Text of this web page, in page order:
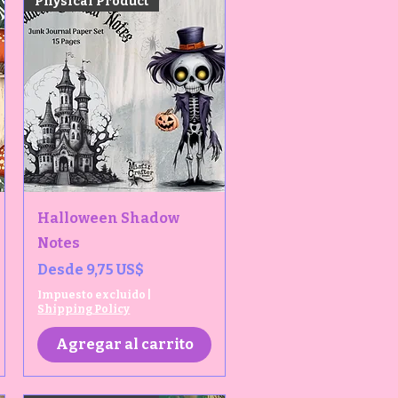
Vista rápida
Halloween Shadow
Notes
Desde 9,75 US$
Precio de oferta
Impuesto excluido
Shipping Policy
Agregar al carrito